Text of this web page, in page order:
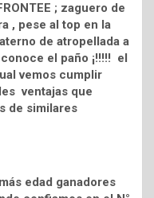
; zaguero de
, pese al top en la
de atropellada a
conoce el paño ¡!!!!! el
vemos cumplir
ventajas que
de similares
edad ganadores